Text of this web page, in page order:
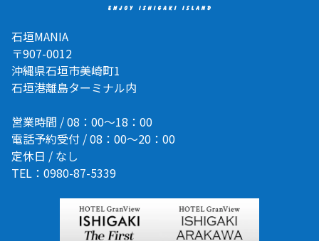
石垣MANIA
〒907-0012
沖縄県石垣市美崎町1
石垣港離島ターミナル内
営業時間 / 08：00～18：00
電話予約受付 / 08：00～20：00
定休日 / なし
TEL：0980-87-5339